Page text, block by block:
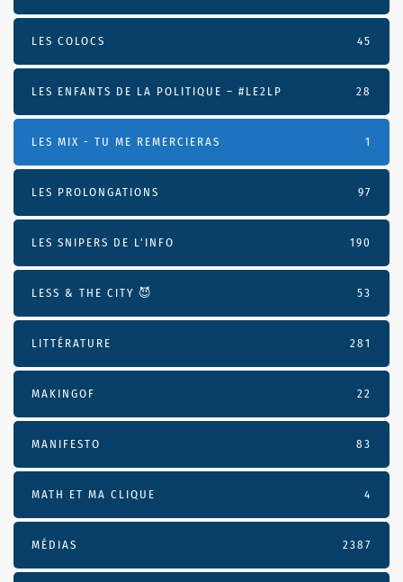
LES COLOCS 45
LES ENFANTS DE LA POLITIQUE – #LE2LP 28
LES MIX - TU ME REMERCIERAS 1
LES PROLONGATIONS 97
LES SNIPERS DE L’INFO 190
LESS & THE CITY 😈 53
LITTÉRATURE 281
MAKINGOF 22
MANIFESTO 83
MATH ET MA CLIQUE 4
MÉDIAS 2387